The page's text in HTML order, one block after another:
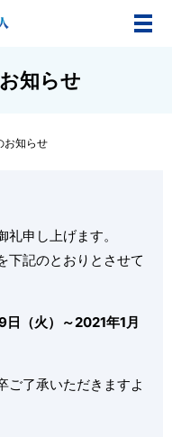
メ
知らせ
お知らせ
申し上げます。
下記のとおりとさせて
（火）～2021年1月
ご了承いただきますよ